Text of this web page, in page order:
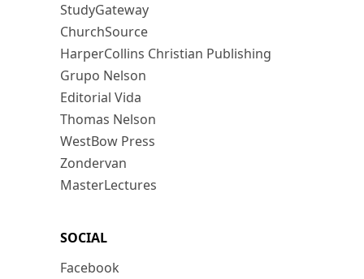
StudyGateway
ChurchSource
HarperCollins Christian Publishing
Grupo Nelson
Editorial Vida
Thomas Nelson
WestBow Press
Zondervan
MasterLectures
SOCIAL
Facebook